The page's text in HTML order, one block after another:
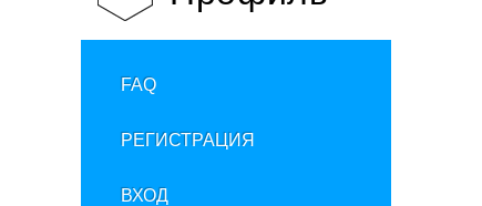
FAQ
РЕГИСТРАЦИЯ
ВХОД